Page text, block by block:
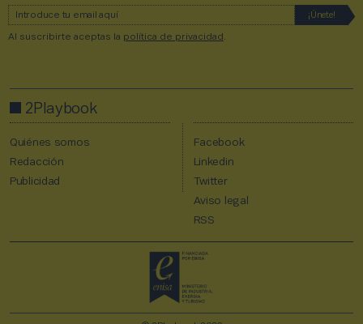
Al suscribirte aceptas la política de privacidad
2Playbook
Quiénes somos
Redacción
Publicidad
Facebook
Linkedin
Twitter
Aviso legal
RSS